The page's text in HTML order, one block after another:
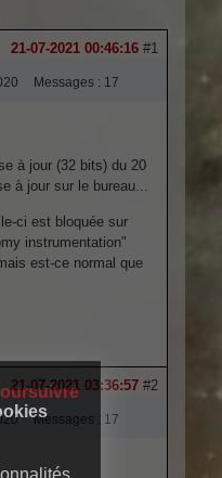
#1
21-07-2021 00:46:16
Messages : 17
à jour (32 bits) du 20
à jour sur le bureau...
ci est bloquée sur
instrumentation"
est-ce normal que
#2
21-07-2021 03:36:57
Messages : 17